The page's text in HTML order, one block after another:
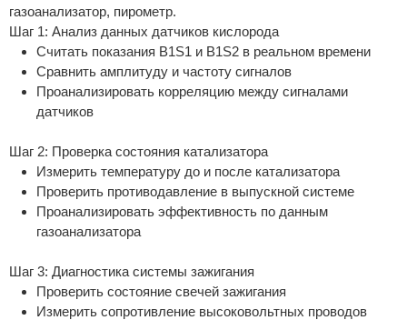
газоанализатор, пирометр.
Шаг 1: Анализ данных датчиков кислорода
Считать показания B1S1 и B1S2 в реальном времени
Сравнить амплитуду и частоту сигналов
Проанализировать корреляцию между сигналами
датчиков
Шаг 2: Проверка состояния катализатора
Измерить температуру до и после катализатора
Проверить противодавление в выпускной системе
Проанализировать эффективность по данным
газоанализатора
Шаг 3: Диагностика системы зажигания
Проверить состояние свечей зажигания
Измерить сопротивление высоковольтных проводов